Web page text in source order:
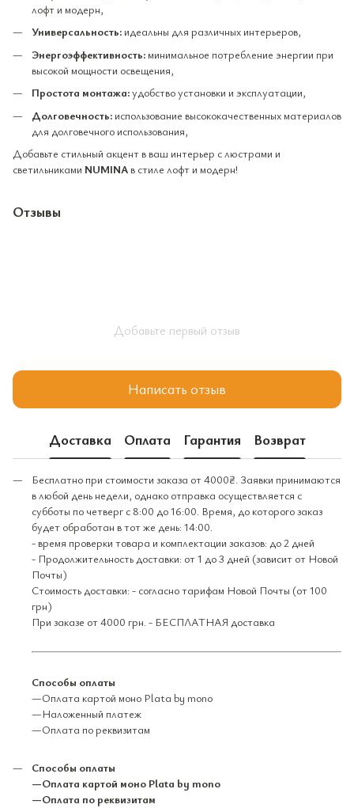
лофт и модерн,
Универсальность: идеальны для различных интерьеров,
Энергоэффективность: минимальное потребление энергии при
высокой мощности освещения,
Простота монтажа:удобство установки и эксплуатации,
Долговечность: использование высококачественных материалов
для долговечного использования,
Добавьте стильный акцент в ваш интерьер с люстрами и
светильниками NUMINA в стиле лофт и модерн!
Отзывы
Добавьте первый отзыв
Написать отзыв
Доставка Оплата Гарантия Возврат
Бесплатно при стоимости заказа от 4000₴. Заявки принимаются
в любой день недели, однако отправка осуществляется с
субботы по четверг с 8:00 до 16:00. Время, до которого заказ
будет обработан в тот же день: 14:00.
- время проверки товара и комплектации заказов: до 2 дней
- Продолжительность доставки: от 1 до 3 дней (зависит от Новой
Почты)
Стоимость доставки: - согласно тарифам Новой Почты (от 100
грн)
При заказе от 4000 грн. - БЕСПЛАТНАЯ доставка
Способы оплаты
—Оплата картой моно Plata by mono
—Наложенный платеж
—Оплата по реквизитам
Способы оплаты
—Оплата картой моно Plata by mono
—Оплата по реквизитам